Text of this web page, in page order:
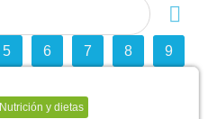
5 6 7 8 9
Nutrición y dietas